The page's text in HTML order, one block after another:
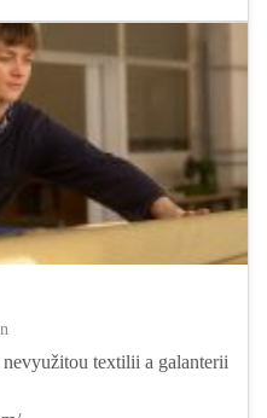
textilii a galanterii